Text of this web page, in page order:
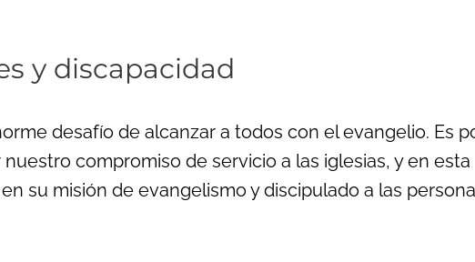
y discapacidad
desafío de alcanzar a todos con el evangelio. Es
compromiso de servicio a las iglesias, y en esta
su misión de evangelismo y discipulado a las